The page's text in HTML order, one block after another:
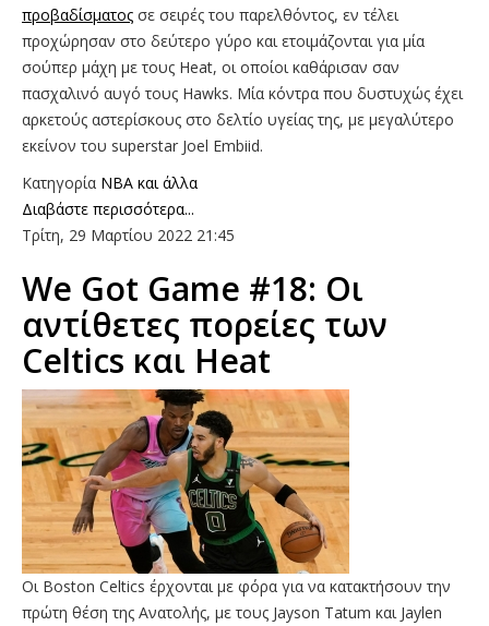
προβαδίσματος σε σειρές του παρελθόντος, εν τέλει
προχώρησαν στο δεύτερο γύρο και ετοιμάζονται για μία
σούπερ μάχη με τους Heat, οι οποίοι καθάρισαν σαν
πασχαλινό αυγό τους Hawks. Μία κόντρα που δυστυχώς έχει
αρκετούς αστερίσκους στο δελτίο υγείας της, με μεγαλύτερο
εκείνον του superstar Joel Embiid.
Κατηγορία NBA και άλλα
Διαβάστε περισσότερα...
Τρίτη, 29 Μαρτίου 2022 21:45
We Got Game #18: Οι
αντίθετες πορείες των
Celtics και Heat
Οι Boston Celtics έρχονται με φόρα για να κατακτήσουν την
πρώτη θέση της Ανατολής, με τους Jayson Tatum και Jaylen